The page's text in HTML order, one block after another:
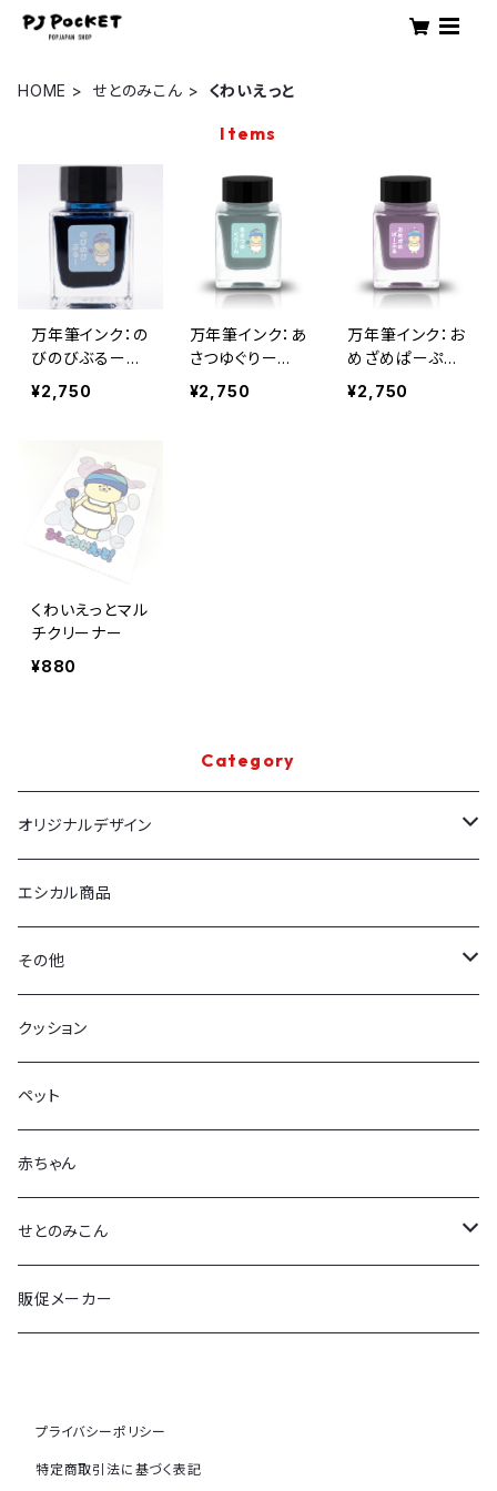
HOME せとのみこん くわいえっと
Items
万年筆インク：の
びのびぶるー
くわいえっと
¥2,750
万年筆インク：あ
さつゆぐりー
ん くわいえっと
¥2,750
万年筆インク：お
めざめぱーぷ
る くわいえっと
¥2,750
くわいえっとマル
チクリーナー
¥880
Category
オリジナルデザイン
布ポスター
バック
拭く太郎
クッションカバー
ミニタオル
ガラスコースター
ビーチサンダル
アイマスク
エシカル商品
その他
牡蠣グッズ
ブックカバー（経済大学）
お好みバッグ
クッション
ペット
赤ちゃん
せとのみこん
かっきふほふ
販促メーカー
プライバシーポリシー
特定商取引法に基づく表記